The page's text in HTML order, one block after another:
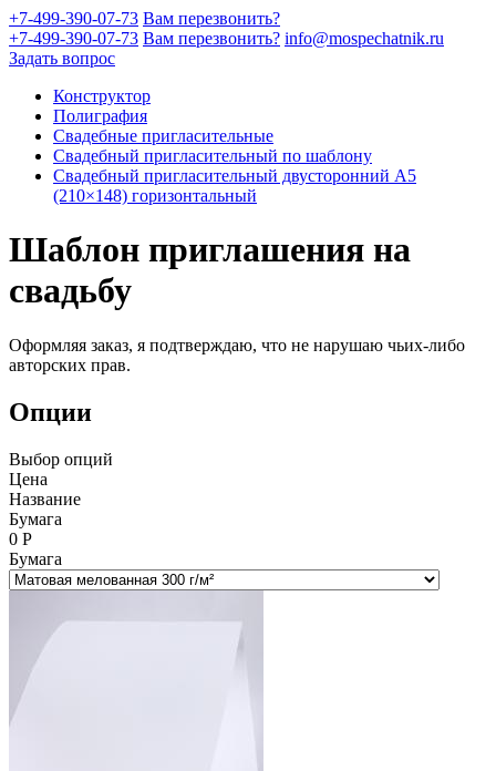
+7-499-390-07-73 Вам перезвонить?
+7-499-390-07-73 Вам перезвонить? info@mospechatnik.ru
Задать вопрос
Конструктор
Полиграфия
Свадебные пригласительные
Свадебный пригласительный по шаблону
Свадебный пригласительный двусторонний A5
(210×148) горизонтальный
Шаблон приглашения на
свадьбу
Оформляя заказ, я подтверждаю, что не нарушаю чьих-либо
авторских прав.
Опции
Выбор опций
Цена
Название
Бумага
0 Р
Бумага